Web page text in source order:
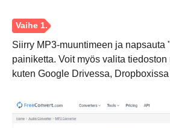
Siirry MP3-muuntimeen ja napsauta
painiketta. Voit myös valita
kuten Google Drivessa,